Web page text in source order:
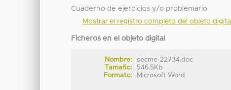
Cuaderno de ejercicios y/o problemario
Mostrar el registro completo del objeto digital
Ficheros en el objeto digital
Nombre:
secme-22734.doc
Tamaño:
546.5Kb
Formato:
Microsoft Word